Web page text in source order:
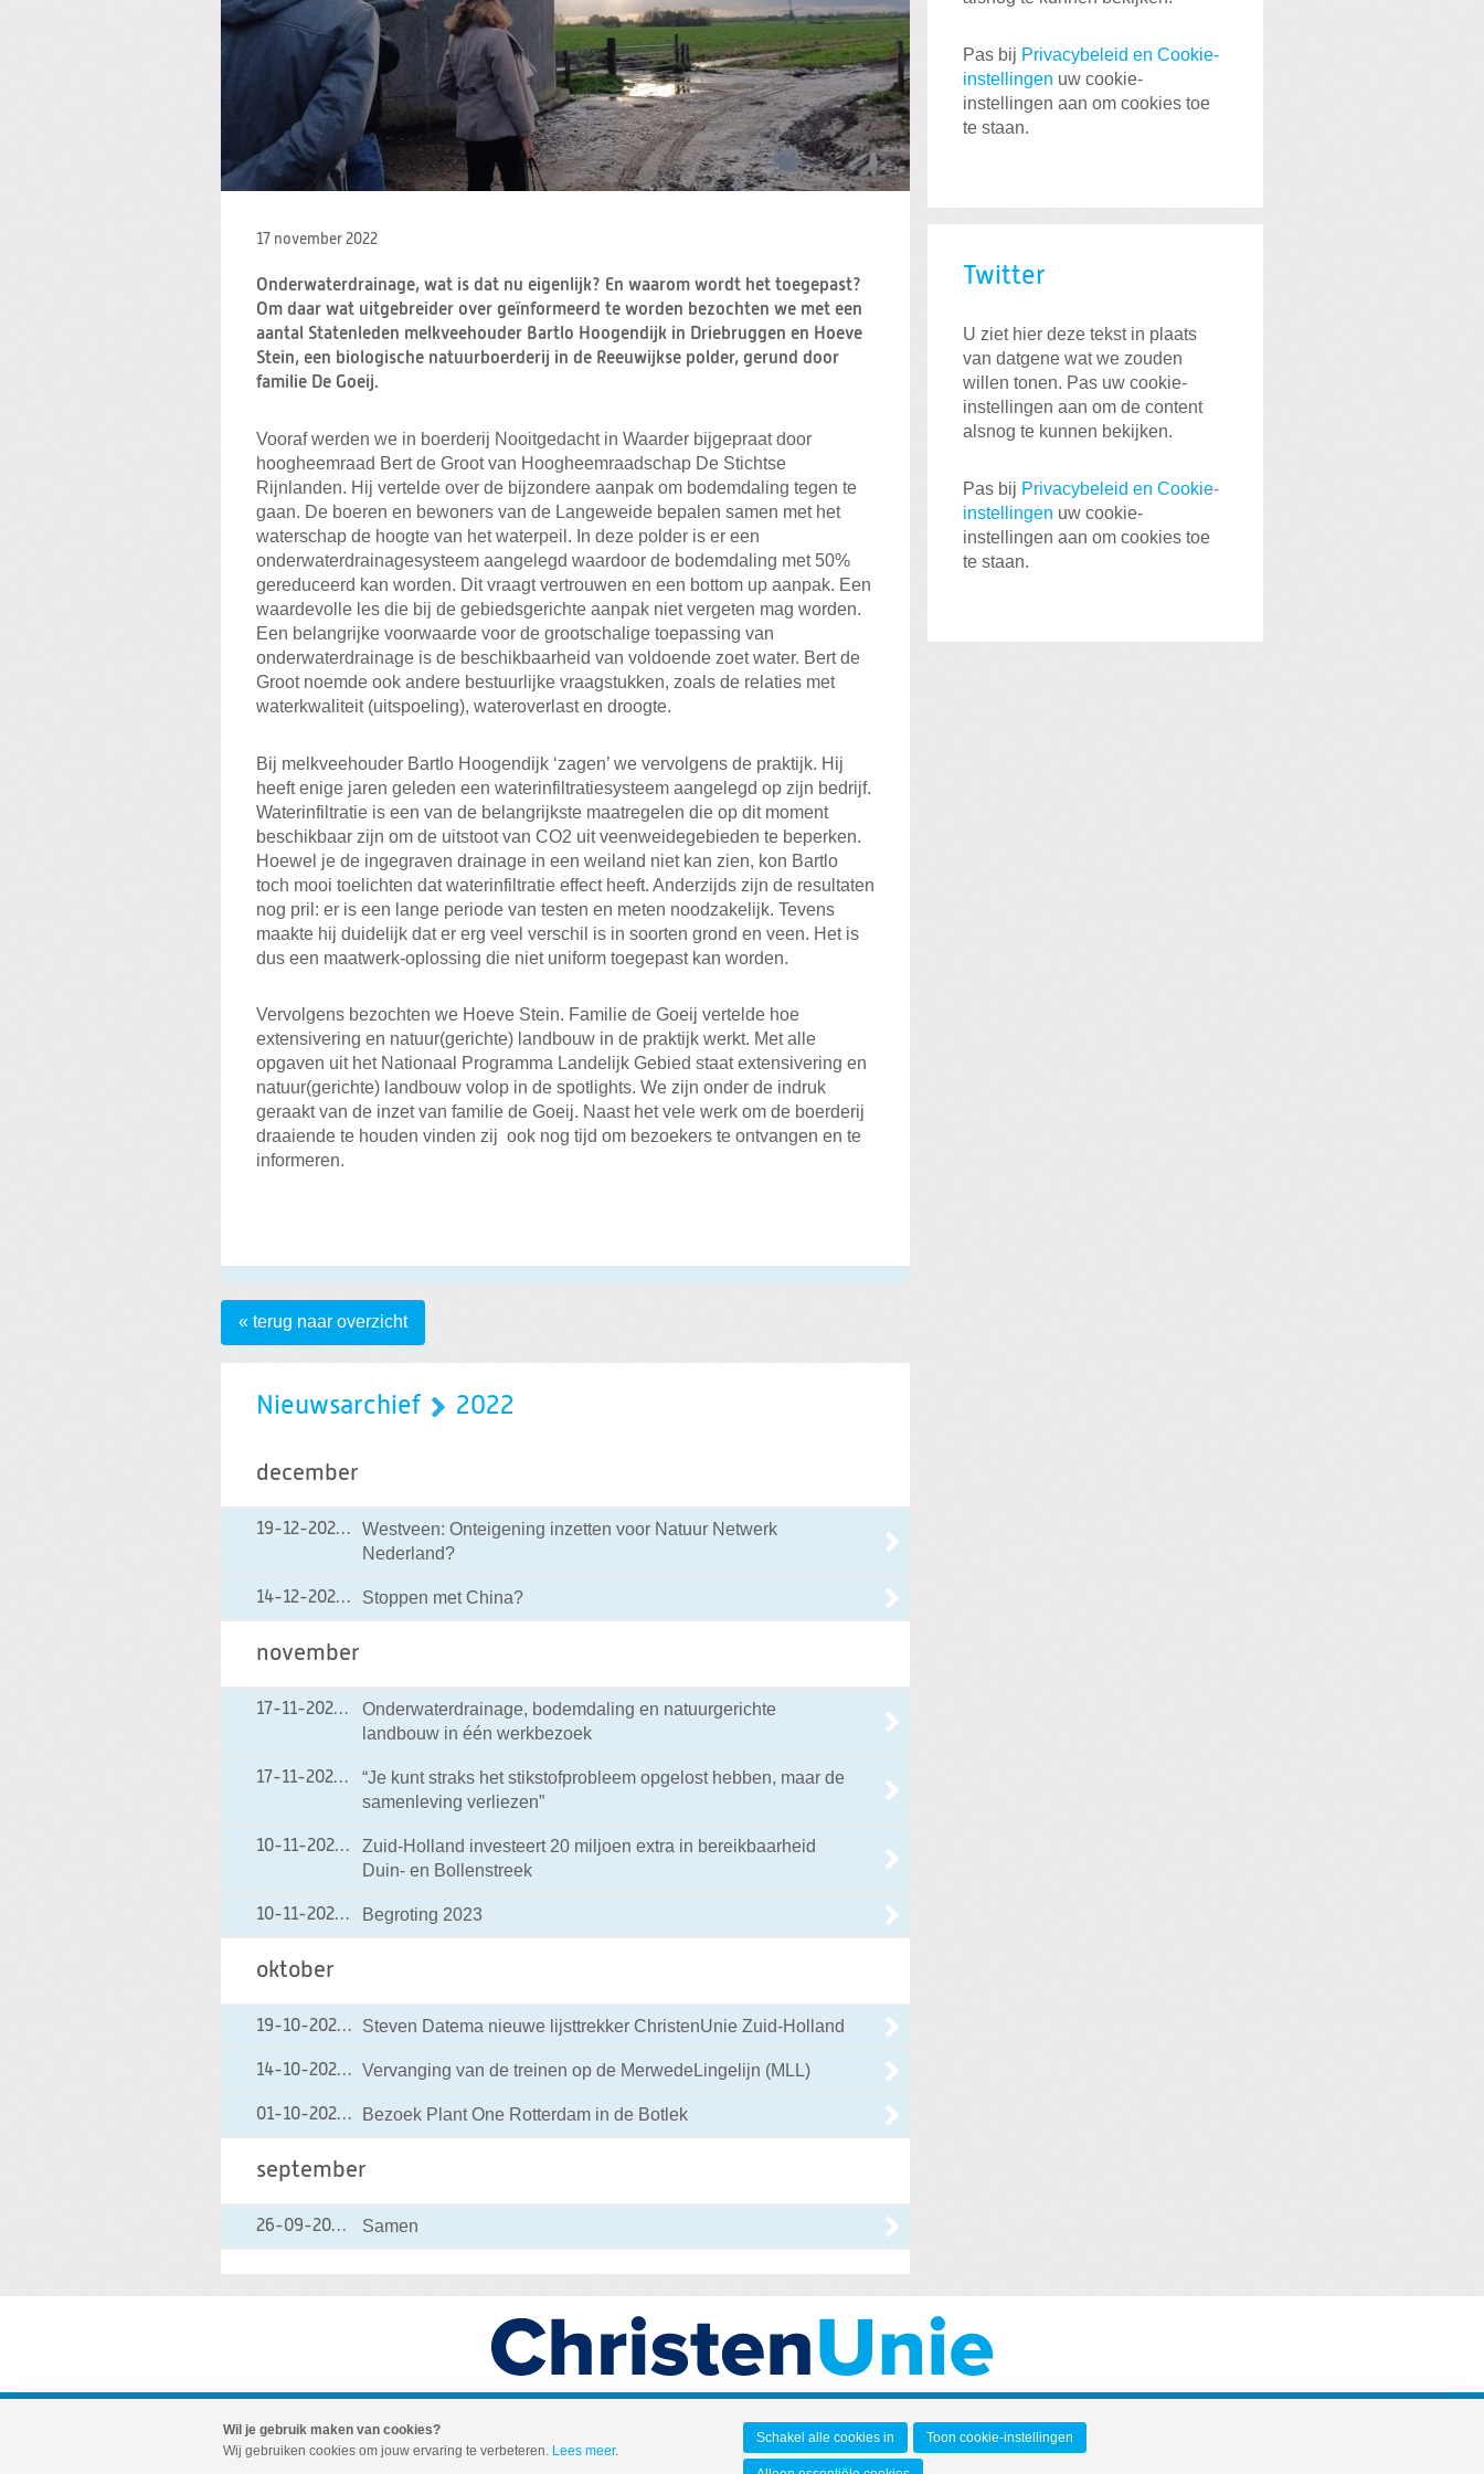
17 november 2022
Onderwaterdrainage, wat is dat nu eigenlijk? En waarom wordt het toegepast?
Om daar wat uitgebreider over geïnformeerd te worden bezochten we met een
aantal Statenleden melkveehouder Bartlo Hoogendijk in Driebruggen en Hoeve
Stein, een biologische natuurboerderij in de Reeuwijkse polder, gerund door
familie De Goeij.
Vooraf werden we in boerderij Nooitgedacht in Waarder bijgepraat door
hoogheemraad Bert de Groot van Hoogheemraadschap De Stichtse
Rijnlanden. Hij vertelde over de bijzondere aanpak om bodemdaling tegen te
gaan. De boeren en bewoners van de Langeweide bepalen samen met het
waterschap de hoogte van het waterpeil. In deze polder is er een
onderwaterdrainagesysteem aangelegd waardoor de bodemdaling met 50%
gereduceerd kan worden. Dit vraagt vertrouwen en een bottom up aanpak. Een
waardevolle les die bij de gebiedsgerichte aanpak niet vergeten mag worden.
Een belangrijke voorwaarde voor de grootschalige toepassing van
onderwaterdrainage is de beschikbaarheid van voldoende zoet water. Bert de
Groot noemde ook andere bestuurlijke vraagstukken, zoals de relaties met
waterkwaliteit (uitspoeling), wateroverlast en droogte.
Bij melkveehouder Bartlo Hoogendijk ‘zagen’ we vervolgens de praktijk. Hij
heeft enige jaren geleden een waterinfiltratiesysteem aangelegd op zijn bedrijf.
Waterinfiltratie is een van de belangrijkste maatregelen die op dit moment
beschikbaar zijn om de uitstoot van CO2 uit veenweidegebieden te beperken.
Hoewel je de ingegraven drainage in een weiland niet kan zien, kon Bartlo
toch mooi toelichten dat waterinfiltratie effect heeft. Anderzijds zijn de resultaten
nog pril: er is een lange periode van testen en meten noodzakelijk. Tevens
maakte hij duidelijk dat er erg veel verschil is in soorten grond en veen. Het is
dus een maatwerk-oplossing die niet uniform toegepast kan worden.
Vervolgens bezochten we Hoeve Stein. Familie de Goeij vertelde hoe
extensivering en natuur(gerichte) landbouw in de praktijk werkt. Met alle
opgaven uit het Nationaal Programma Landelijk Gebied staat extensivering en
natuur(gerichte) landbouw volop in de spotlights. We zijn onder de indruk
geraakt van de inzet van familie de Goeij. Naast het vele werk om de boerderij
draaiende te houden vinden zij ook nog tijd om bezoekers te ontvangen en te
informeren.
« terug naar overzicht
Nieuwsarchief 2022
december
19-12-202219-12-2022 17:16
Westveen: Onteigening inzetten voor Natuur Netwerk
Nederland?
14-12-202214-12-2022 21:20
Stoppen met China?
november
17-11-202217-11-2022 20:32
Onderwaterdrainage, bodemdaling en natuurgerichte
landbouw in één werkbezoek
17-11-202217-11-2022 12:44
“Je kunt straks het stikstofprobleem opgelost hebben, maar de
samenleving verliezen”
10-11-202210-11-2022 17:42
Zuid-Holland investeert 20 miljoen extra in bereikbaarheid
Duin- en Bollenstreek
10-11-202210-11-2022 15:44
Begroting 2023
oktober
19-10-202219-10-2022 09:53
Steven Datema nieuwe lijsttrekker ChristenUnie Zuid-Holland
14-10-202214-10-2022 21:01
Vervanging van de treinen op de MerwedeLingelijn (MLL)
01-10-202201-10-2022 19:27
Bezoek Plant One Rotterdam in de Botlek
september
26-09-2022 26-09-2022 19:08
Samen
Pas bij Privacybeleid en Cookie-
instellingen uw cookie-
instellingen aan om cookies toe
te staan.
Twitter
U ziet hier deze tekst in plaats
van datgene wat we zouden
willen tonen. Pas uw cookie-
instellingen aan om de content
alsnog te kunnen bekijken.
Pas bij Privacybeleid en Cookie-
instellingen uw cookie-
instellingen aan om cookies toe
te staan.
Visit
our
Wil je gebruik maken van cookies?
Wij gebruiken cookies om jouw ervaring te verbeteren. Lees meer.
Schakel alle cookies in Toon cookie-instellingen